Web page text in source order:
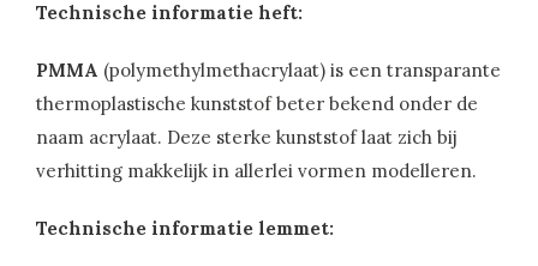
Technische informatie heft:
PMMA (polymethylmethacrylaat) is een transparante
thermoplastische kunststof beter bekend onder de
naam acrylaat. Deze sterke kunststof laat zich bij
verhitting makkelijk in allerlei vormen modelleren.
Technische informatie lemmet: